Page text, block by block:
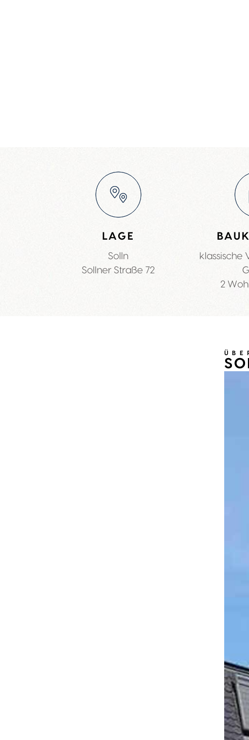
LAGE
Solln
Sollner Straße 72
klassische
2